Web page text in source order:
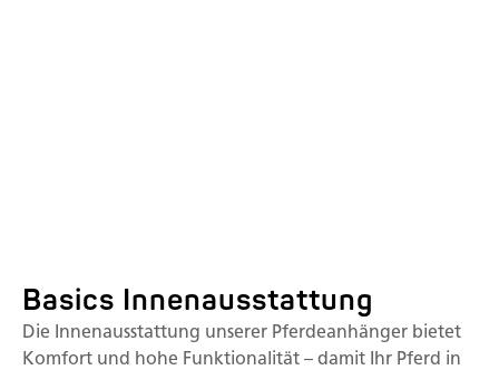
Basics Innenausstattung
Die Innenausstattung unserer Pferdeanhänger bietet
Komfort und hohe Funktionalität – damit Ihr Pferd in